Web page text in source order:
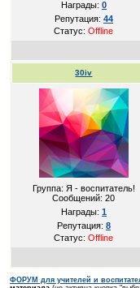
Награды: 0
Репутация: 44
Статус:Offline
30iv
Группа: Я - воспитатель!
Сообщений:20
Награды: 1
Репутация: 8
Статус:Offline
ФОРУМ для учителей и